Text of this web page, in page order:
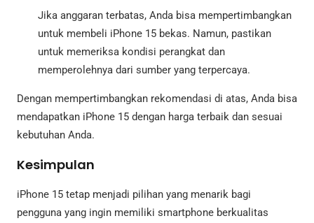
Jika anggaran terbatas, Anda bisa mempertimbangkan
untuk membeli iPhone 15 bekas. Namun, pastikan
untuk memeriksa kondisi perangkat dan
memperolehnya dari sumber yang terpercaya.
Dengan mempertimbangkan rekomendasi di atas, Anda bisa
mendapatkan iPhone 15 dengan harga terbaik dan sesuai
kebutuhan Anda.
Kesimpulan
iPhone 15 tetap menjadi pilihan yang menarik bagi
pengguna yang ingin memiliki smartphone berkualitas